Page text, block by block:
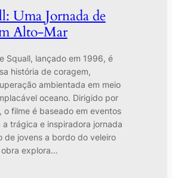
Uma Jornada de
Alto-Mar
Squall, lançado em 1996, é
história de coragem,
ambientada em meio
oceano. Dirigido por
o filme é baseado em eventos
a trágica e inspiradora jornada
de jovens a bordo do veleiro
obra explora…